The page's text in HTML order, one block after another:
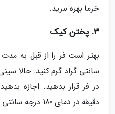
خرما بهره ببرید.
3. پختن کیک
سانتی گراد گرم کنید. حالا
دقیقه در دمای 180 درجه سانتی گراد در فر بماند.